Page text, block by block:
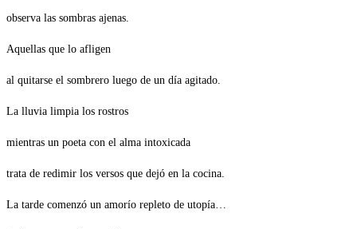
observa las sombras ajenas.
Aquellas que lo afligen
al quitarse el sombrero luego de un día agitado.
La lluvia limpia los rostros
mientras un poeta con el alma intoxicada
trata de redimir los versos que dejó en la cocina.
La tarde comenzó un amorío repleto de utopía…